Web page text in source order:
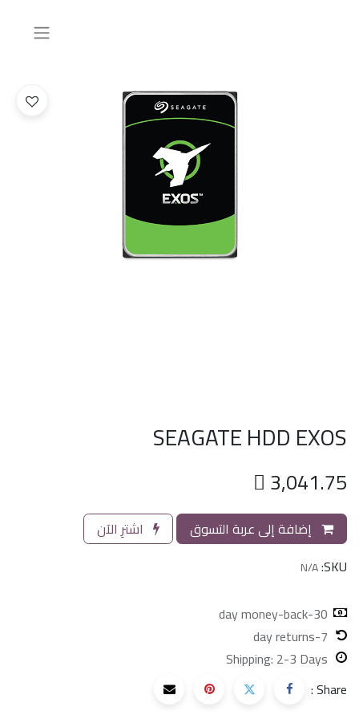
SEAGATE HDD EXOS
3,041.75
إضافة إلى عربة التسوق
اشترِ الآن
SKU:
N/A
30-day money-back
7-day returns
Shipping: 2-3 Days
Share :